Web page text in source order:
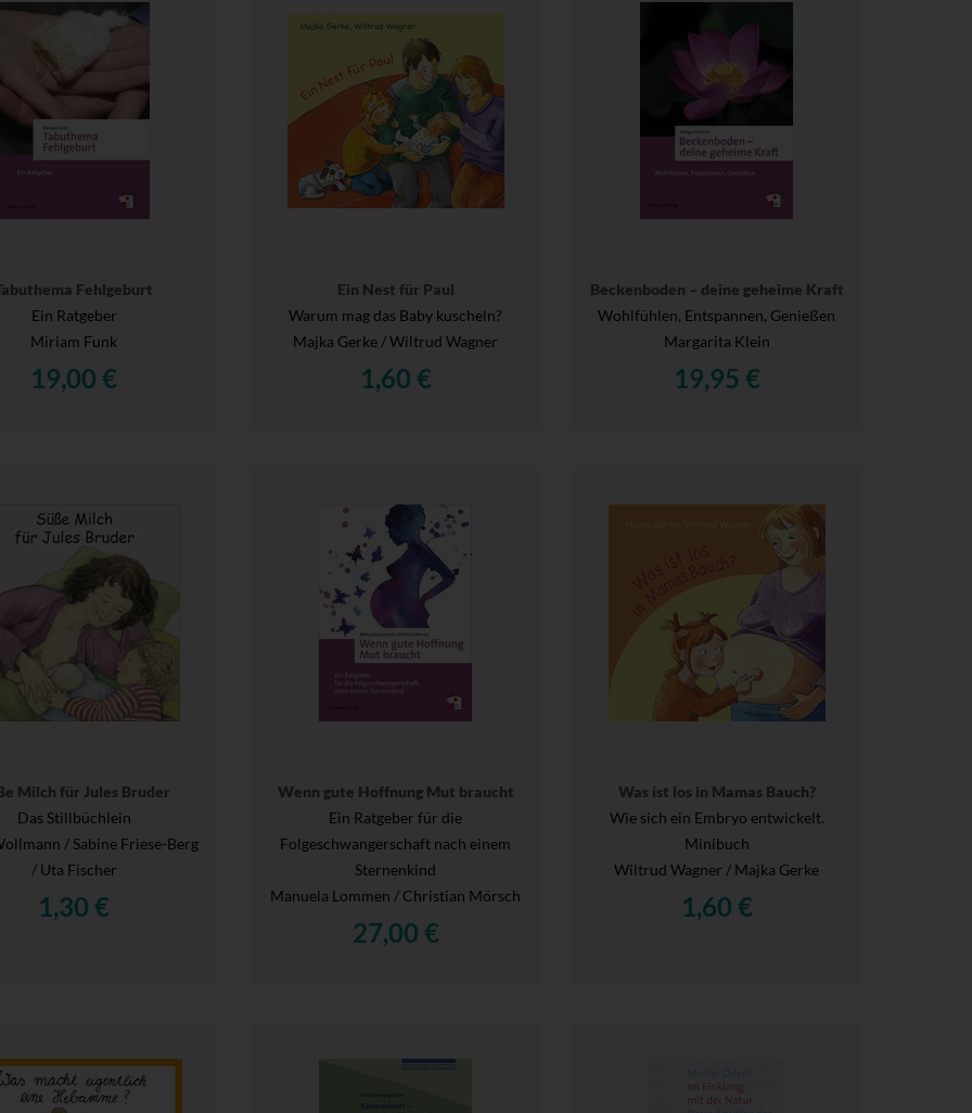
Fehlgeburt
Ein Ratgeber
Miriam Funk
19,00 €
Ein Nest für Paul
Warum mag das Baby kuscheln?
Majka Gerke / Wiltrud Wagner
1,60 €
Beckenboden – deine geheime Kraft
Wohlfühlen, Entspannen, Genießen
Margarita Klein
19,95 €
Milch für Jules Bruder
Das Stillbüchlein
/ Sabine Friese-Berg
/ Uta Fischer
1,30 €
Wenn gute Hoffnung Mut braucht
Ein Ratgeber für die
Folgeschwangerschaft nach einem
Sternenkind
Manuela Lommen / Christian Mörsch
27,00 €
Was ist los in Mamas Bauch?
Wie sich ein Embryo entwickelt.
Minibuch
Wiltrud Wagner / Majka Gerke
1,60 €